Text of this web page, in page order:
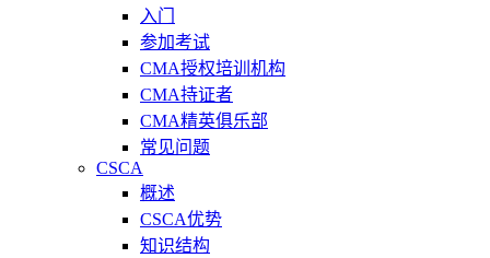
入门
参加考试
CMA授权培训机构
CMA持证者
CMA精英俱乐部
常见问题
CSCA
概述
CSCA优势
知识结构